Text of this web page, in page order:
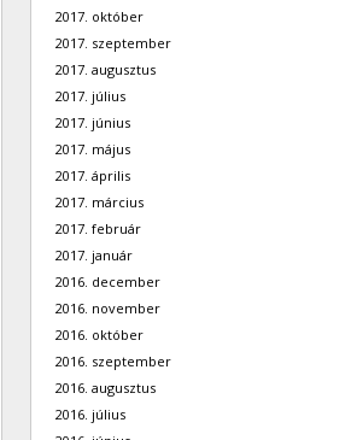
2017. október
2017. szeptember
2017. augusztus
2017. július
2017. június
2017. május
2017. április
2017. március
2017. február
2017. január
2016. december
2016. november
2016. október
2016. szeptember
2016. augusztus
2016. július